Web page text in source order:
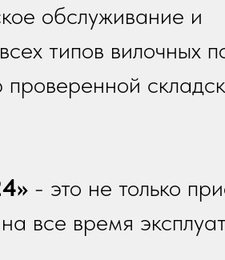
обслуживание и
типов вилочных
- это не только
все время